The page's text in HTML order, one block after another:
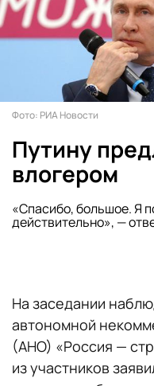
Фото: РИА Новости
Путину
влогером
«Спасибо, большое. Я
действительно», —
На заседании
автономной
(АНО) «Россия —
из участников